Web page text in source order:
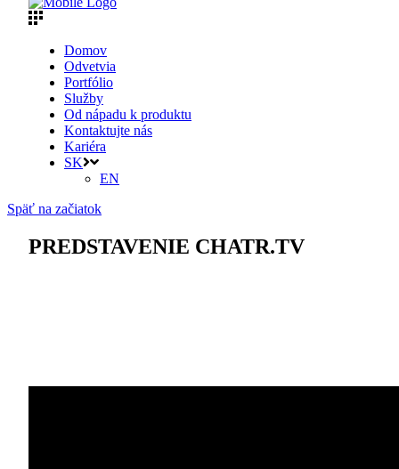
Domov
Odvetvia
Portfólio
Služby
Od nápadu k produktu
Kontaktujte nás
Kariéra
SK
EN
Späť na začiatok
PREDSTAVENIE CHATR.TV